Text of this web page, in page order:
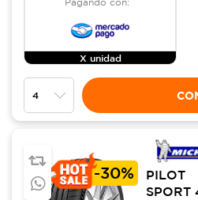
X unidad
-30%
PILOT
SPORT